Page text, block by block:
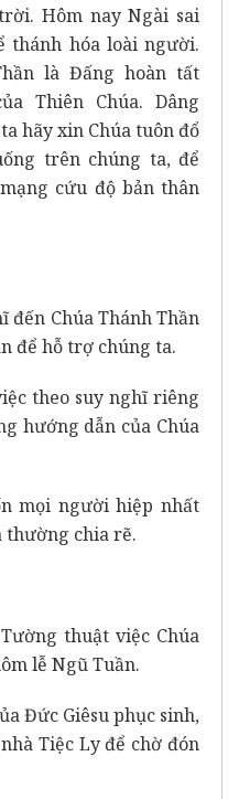
Hôm nay Ngài sai
thánh hóa loài người.
là Đấng hoàn tất
Thiên Chúa. Dâng
hãy xin Chúa tuôn đổ
trên chúng ta, để
cứu độ bản thân
đến Chúa Thánh Thần
để hỗ trợ chúng ta.
theo suy nghĩ riêng
hướng dẫn của Chúa
mọi người hiệp nhất
thường chia rẽ.
thuật việc Chúa
lễ Ngũ Tuần.
Đức Giêsu phục sinh,
Tiệc Ly để chờ đón